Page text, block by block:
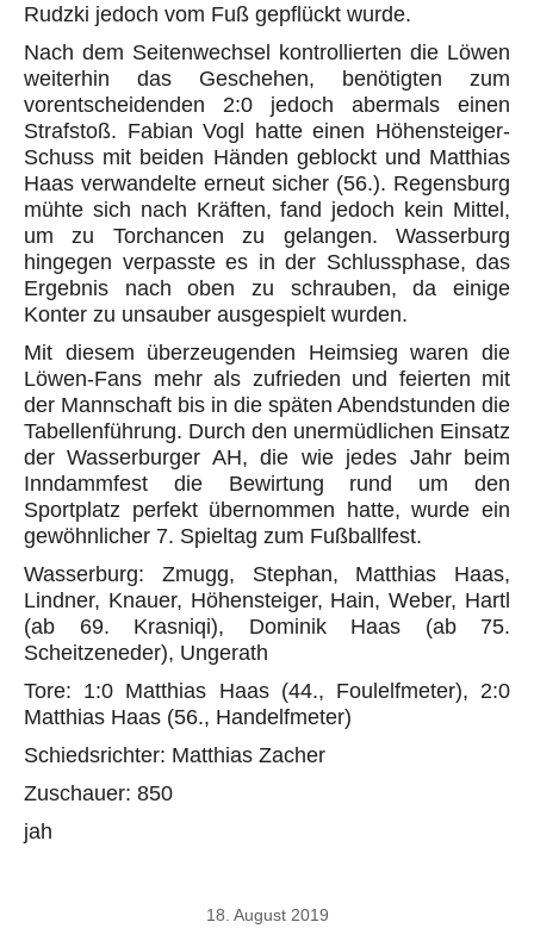
Rudzki jedoch vom Fuß gepflückt wurde.
Nach dem Seitenwechsel kontrollierten die Löwen
weiterhin das Geschehen, benötigten zum
vorentscheidenden 2:0 jedoch abermals einen
Strafstoß. Fabian Vogl hatte einen Höhensteiger-
Schuss mit beiden Händen geblockt und Matthias
Haas verwandelte erneut sicher (56.). Regensburg
mühte sich nach Kräften, fand jedoch kein Mittel,
um zu Torchancen zu gelangen. Wasserburg
hingegen verpasste es in der Schlussphase, das
Ergebnis nach oben zu schrauben, da einige
Konter zu unsauber ausgespielt wurden.
Mit diesem überzeugenden Heimsieg waren die
Löwen-Fans mehr als zufrieden und feierten mit
der Mannschaft bis in die späten Abendstunden die
Tabellenführung. Durch den unermüdlichen Einsatz
der Wasserburger AH, die wie jedes Jahr beim
Inndammfest die Bewirtung rund um den
Sportplatz perfekt übernommen hatte, wurde ein
gewöhnlicher 7. Spieltag zum Fußballfest.
Wasserburg: Zmugg, Stephan, Matthias Haas,
Lindner, Knauer, Höhensteiger, Hain, Weber, Hartl
(ab 69. Krasniqi), Dominik Haas (ab 75.
Scheitzeneder), Ungerath
Tore: 1:0 Matthias Haas (44., Foulelfmeter), 2:0
Matthias Haas (56., Handelfmeter)
Schiedsrichter: Matthias Zacher
Zuschauer: 850
jah
18. August 2019